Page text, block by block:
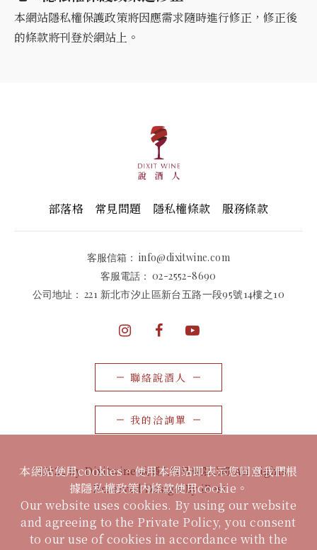
本網站隱私權保護政策將因應需求隨時進行修正，修正後
的條款將刊登於網站上。
部落格 常見問題 隱私權條款 服務條款
客服信箱： info@dixitwine.com
客服電話：02-2552-8690
公司地址： 221 新北市汐止區新台五路一段95號14樓之10
聯絡說酒人
我的洽詢單
©2022 by Dixitwine 說酒人貿易有限公司 All Rights
Reserved Design By iBest
本網站使用cookies。使用本網站即表示您同意我們根
據隱私權政策內條款使用cookie。
Our website uses cookies. By using our website
and agreeing to the Private Policy, you consent
to our use of cookies in accordance with the